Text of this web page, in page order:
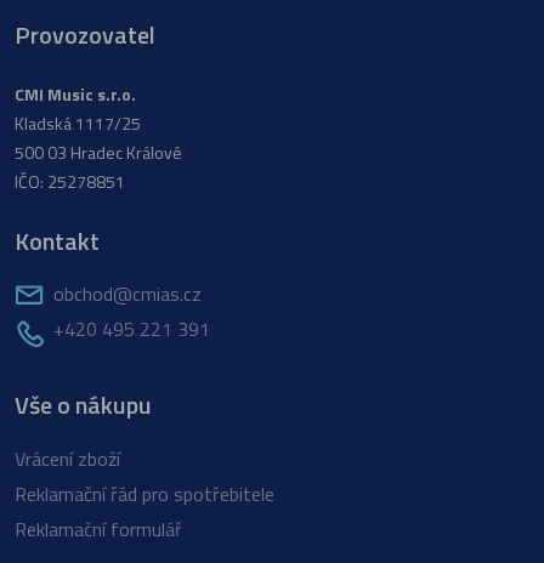
Provozovatel
CMI Music s.r.o.
Kladská 1117/25
500 03 Hradec Králové
IČO: 25278851
Kontakt
obchod@cmias.cz
+420 495 221 391
Vše o nákupu
Vrácení zboží
Reklamační řád pro spotřebitele
Reklamační formulář